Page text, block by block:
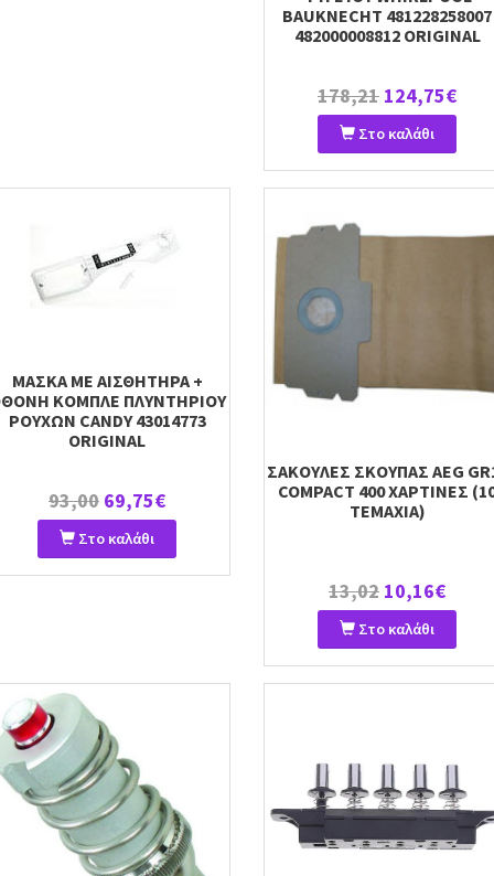
BAUKNECHT 481228258007
482000008812 ORIGINAL
178,21 124,75€
Στο καλάθι
ΜΑΣΚΑ ΜΕ ΑΙΣΘΗΤΗΡΑ +
ΚΟΜΠΛΕ ΠΛΥΝΤΗΡΙΟΥ
ΡΟΥΧΩΝ CANDY 43014773
ORIGINAL
93,00 69,75€
Στο καλάθι
ΣΑΚΟΥΛΕΣ ΣΚΟΥΠΑΣ AEG
COMPACT 400 ΧΑΡΤΙΝΕΣ
TEMAXIA)
13,02 10,16€
Στο καλάθι